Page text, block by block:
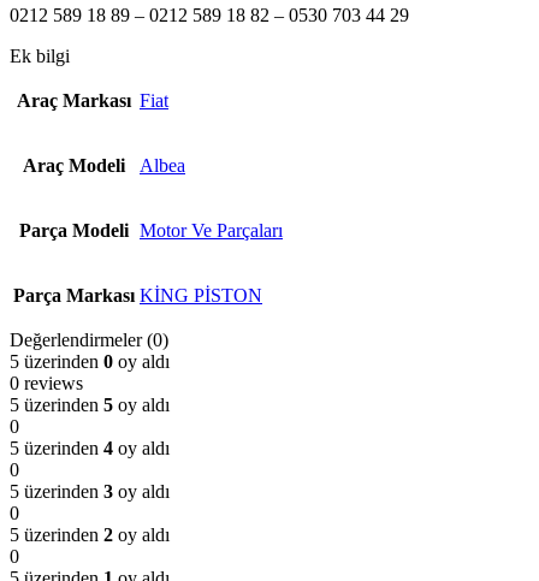
0212 589 18 89 – 0212 589 18 82 – 0530 703 44 29
Ek bilgi
Araç Markası Fiat
Araç Modeli Albea
Parça Modeli Motor Ve Parçaları
Parça Markası KİNG PİSTON
Değerlendirmeler (0)
5 üzerinden 0 oy aldı
0 reviews
5 üzerinden 5 oy aldı
0
5 üzerinden 4 oy aldı
0
5 üzerinden 3 oy aldı
0
5 üzerinden 2 oy aldı
0